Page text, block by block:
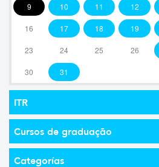
9 10 11 12
16 17 18 19
23 24 25 26
30 31
ITR
Cursos de graduação
Categorías